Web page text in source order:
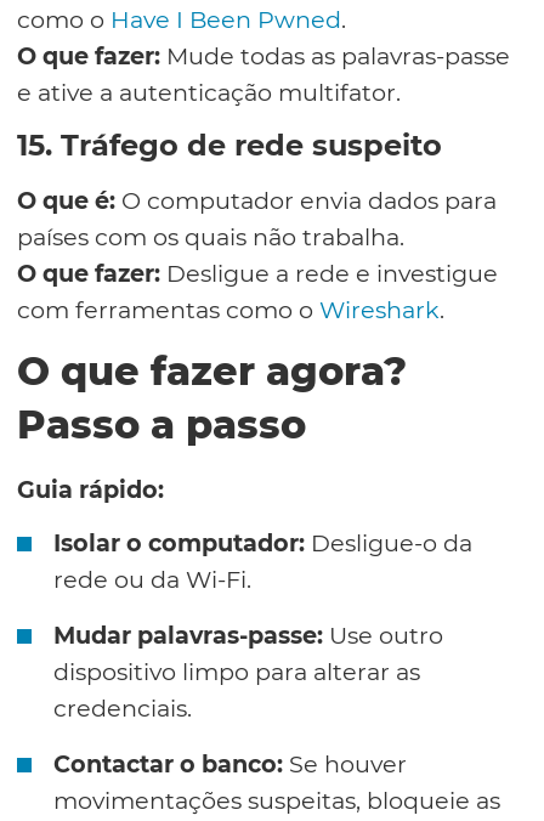
como o Have I Been Pwned.
O que fazer: Mude todas as palavras-passe
e ative a autenticação multifator.
15. Tráfego de rede suspeito
O que é: O computador envia dados para
países com os quais não trabalha.
O que fazer: Desligue a rede e investigue
com ferramentas como o Wireshark.
O que fazer agora?
Passo a passo
Guia rápido:
Isolar o computador: Desligue-o da
rede ou da Wi-Fi.
Mudar palavras-passe: Use outro
dispositivo limpo para alterar as
credenciais.
Contactar o banco: Se houver
movimentações suspeitas, bloqueie as